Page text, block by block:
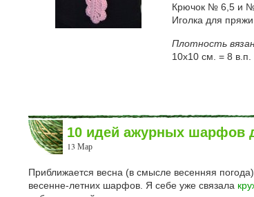
Крючок № 6,5 и №
Иголка для пряжи
Плотность
10х10 см. = 8
10 идей ажурных шарфов
13 Мар
Приближается весна (в смысле весенняя
весенне-летних шарфов. Я себе уже связала